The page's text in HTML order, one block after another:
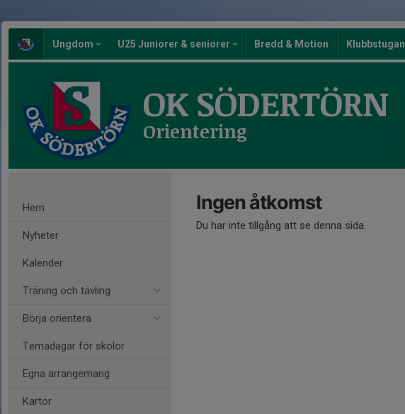
Ungdom U25 Juniorer & seniorer Bredd & Motion Klubbstugan
OK SÖDERTÖRN
Orientering
Hem
Nyheter
Kalender
Träning och tävling
Börja orientera
Temadagar för skolor
Egna arrangemang
Kartor
Ingen åtkomst
Du har inte tillgång att se denna sida.